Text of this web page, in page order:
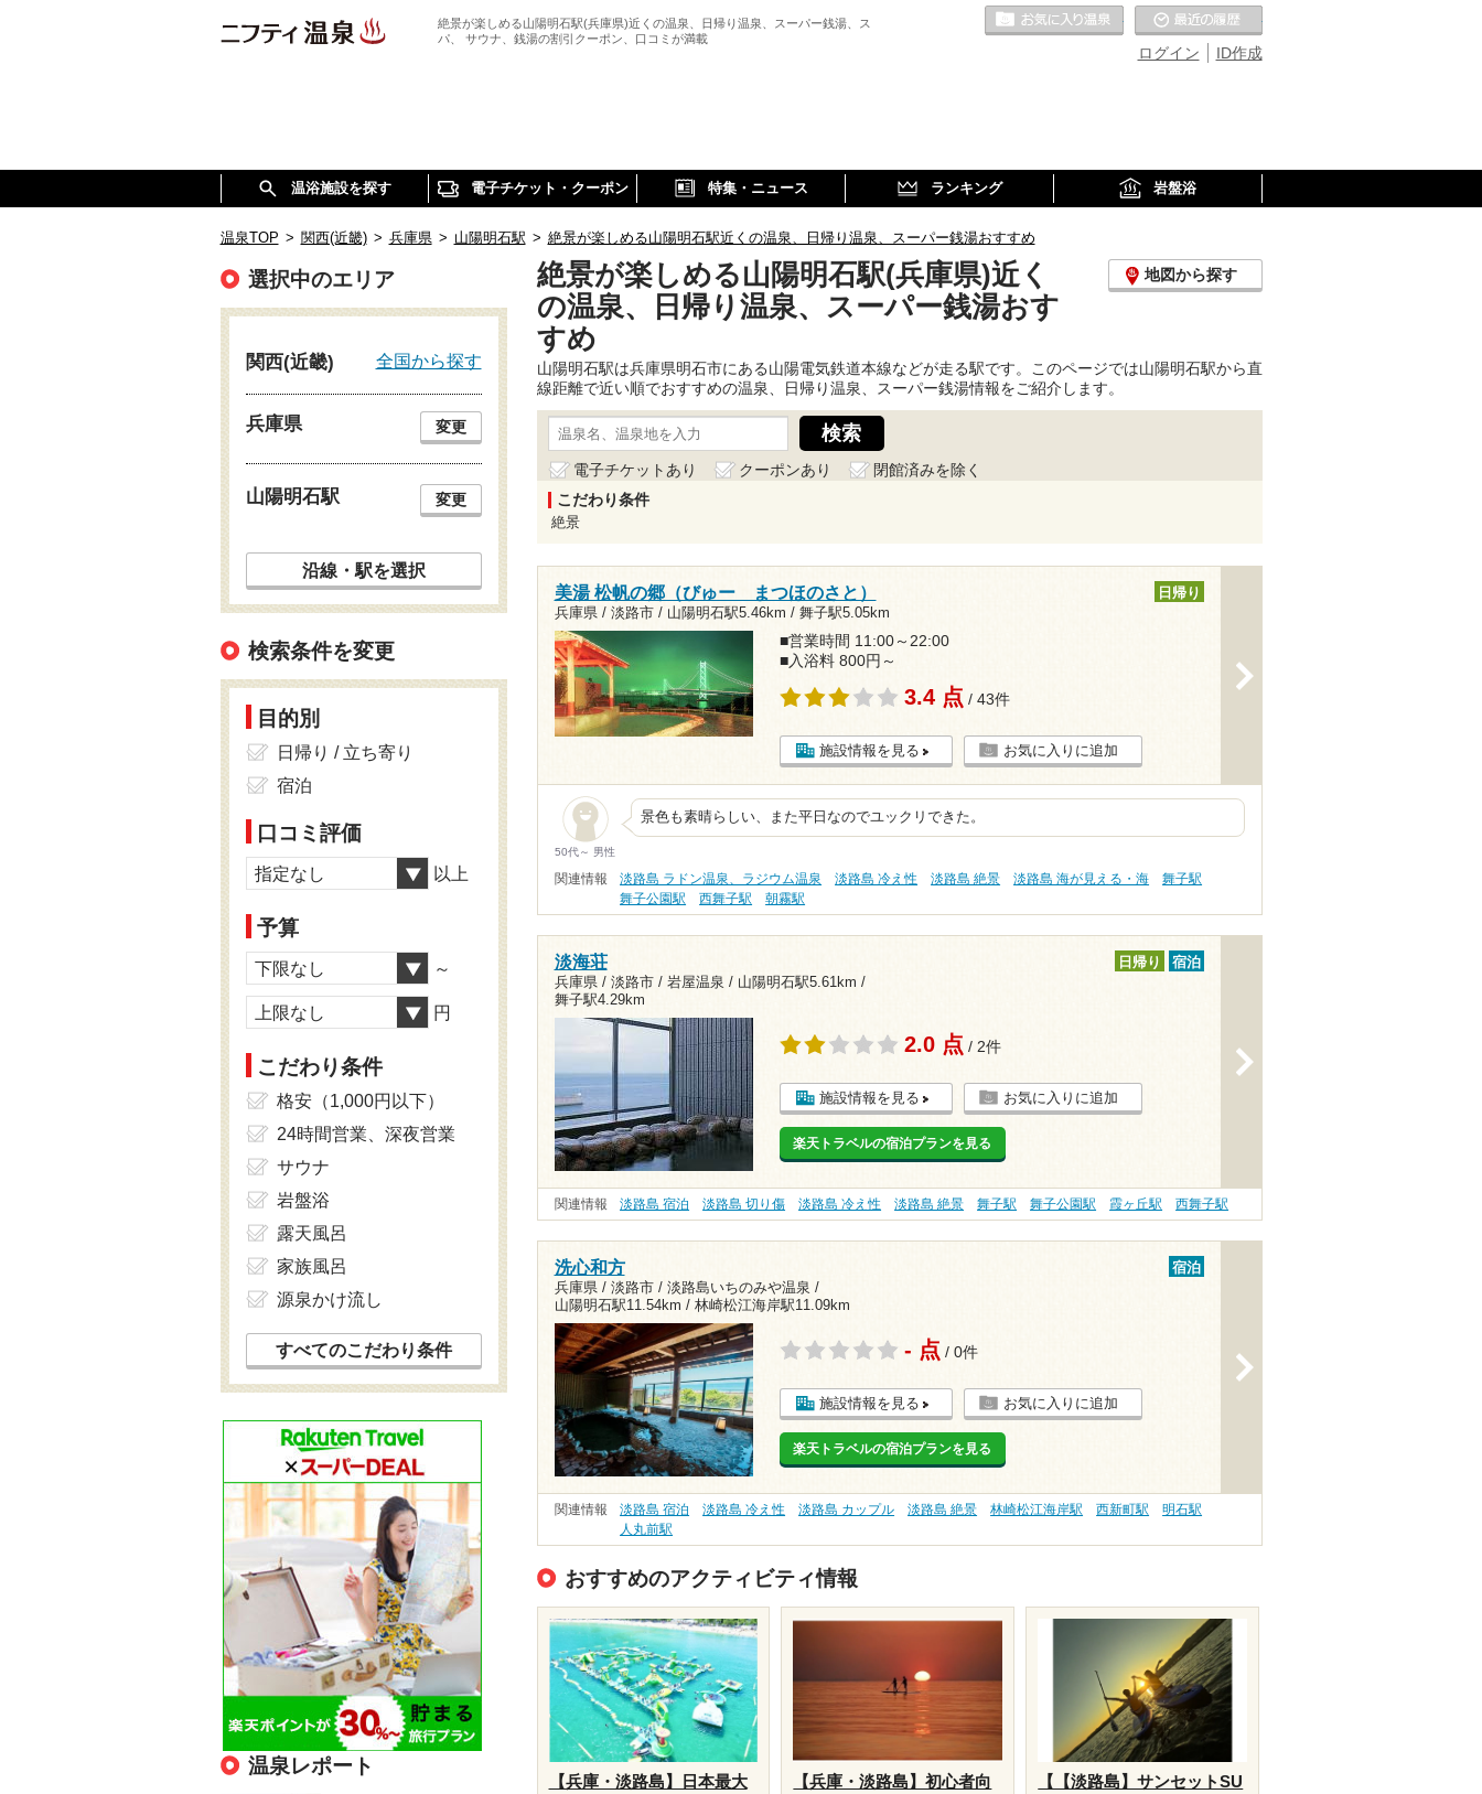
絶景が楽しめる山陽明石駅(兵庫県)近くの温泉、日帰り温泉、スーパー銭湯、ス
パ、 サウナ、銭湯の割引クーポン、口コミが満載
ID作成
ログイン
お気に入りの温泉
温浴施設を探す 電子チケット・クーポン 特集・ニュース ランキング 岩盤浴
温泉TOP > 関西(近畿) > 兵庫県 > 山陽明石駅 > 絶景が楽しめる山陽明石駅近くの温泉、日帰り温泉、スーパー銭湯おすすめ
絶景が楽しめる山陽明石駅(兵庫県)近く
の温泉、日帰り温泉、スーパー銭湯おす
すめ
地図から探す
山陽明石駅は兵庫県明石市にある山陽電気鉄道本線などが走る駅です。このページでは山陽明石駅から直
線距離で近い順でおすすめの温泉、日帰り温泉、スーパー銭湯情報をご紹介します。
電子チケットあり クーポンあり
閉館済みを除く
こだわり条件
絶景
美湯 松帆の郷（びゅー まつほのさと）
兵庫県 / 淡路市 / 山陽明石駅5.46km / 舞子駅5.05km
日帰り
■営業時間 11:00～22:00
■入浴料 800円～
3.4 点 / 43件
施設情報を見る お気に入りに追加
50代～ 男性
景色も素晴らしい、また平日なのでユックリできた。
関連情報 淡路島 ラドン温泉、ラジウム温泉 淡路島 冷え性 淡路島 絶景 淡路島 海が見える・海
舞子駅
舞子公園駅
西舞子駅 朝霧駅
淡海荘
兵庫県 / 淡路市 / 岩屋温泉 / 山陽明石駅5.61km /
舞子駅4.29km
日帰り 宿泊
2.0 点 / 2件
施設情報を見る お気に入りに追加
楽天トラベルの宿泊プランを見る
関連情報 淡路島 宿泊 淡路島 切り傷 淡路島 冷え性 淡路島 絶景 舞子駅 舞子公園駅 霞ヶ丘駅 西舞子駅
洗心和方
兵庫県 / 淡路市 / 淡路島いちのみや温泉 /
山陽明石駅11.54km / 林崎松江海岸駅11.09km
宿泊
- 点 / 0件
施設情報を見る お気に入りに追加
楽天トラベルの宿泊プランを見る
関連情報 淡路島 宿泊 淡路島 冷え性 淡路島 カップル 淡路島 絶景 林崎松江海岸駅 西新町駅
明石駅
人丸前駅
おすすめのアクティビティ情報
【兵庫・淡路島】日本最大
【兵庫・淡路島】初心者向
【【淡路島】サンセットSU
選択中のエリア
関西(近畿) 全国から探す
兵庫県 変更
山陽明石駅 変更
沿線・駅を選択
検索条件を変更
目的別
日帰り / 立ち寄り
宿泊
口コミ評価
指定なし 以上
予算
下限なし ～
上限なし 円
こだわり条件
格安（1,000円以下）
24時間営業、深夜営業
サウナ
岩盤浴
露天風呂
家族風呂
源泉かけ流し
すべてのこだわり条件
温泉レポート